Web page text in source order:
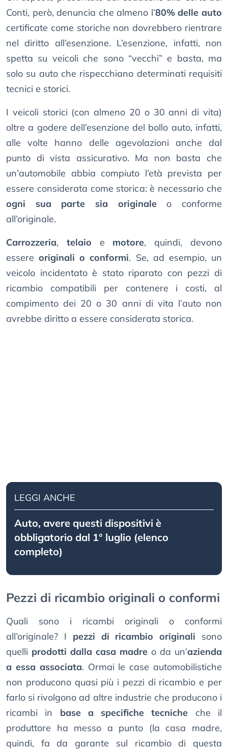
Conti, però, denuncia che almeno l’80% delle auto
certificate come storiche non dovrebbero rientrare
nel diritto all’esenzione. L’esenzione, infatti, non
spetta su veicoli che sono “vecchi” e basta, ma
solo su auto che rispecchiano determinati requisiti
tecnici e storici.
I veicoli storici (con almeno 20 o 30 anni di vita)
oltre a godere dell’esenzione del bollo auto, infatti,
alle volte hanno delle agevolazioni anche dal
punto di vista assicurativo. Ma non basta che
un’automobile abbia compiuto l’età prevista per
essere considerata come storica: è necessario che
ogni sua parte sia originaleo conforme
all’originale.
Carrozzeria, telaio e motore, quindi, devono
essereoriginali o conformi. Se, ad esempio, un
veicolo incidentato è stato riparato con pezzi di
ricambio compatibili per contenere i costi, al
compimento dei 20 o 30 anni di vita l’auto non
avrebbe diritto a essere considerata storica.
LEGGI ANCHE
Auto, avere questi dispositivi è
obbligatorio dal 1° luglio (elenco
completo)
Pezzi di ricambio originali o conformi
Quali sono i ricambi originali o conformi
all’originale? I pezzi di ricambio originali sono
quelli prodotti dalla casa madre o da un’azienda
a essa associata. Ormai le case automobilistiche
non producono quasi più i pezzi di ricambio e per
farlo si rivolgono ad altre industrie che producono i
ricambi in base a specifiche tecniche che il
produttore ha messo a punto (la casa madre,
quindi, fa da garante sul ricambio di questa